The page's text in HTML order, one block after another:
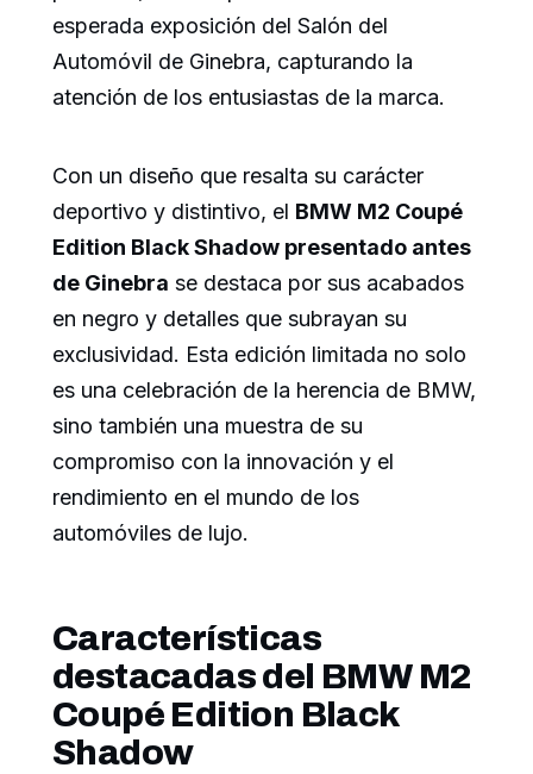
esperada exposición del Salón del
Automóvil de Ginebra, capturando la
atención de los entusiastas de la marca.
Con un diseño que resalta su carácter
deportivo y distintivo, el BMW M2 Coupé
Edition Black Shadow presentado antes
de Ginebra se destaca por sus acabados
en negro y detalles que subrayan su
exclusividad. Esta edición limitada no solo
es una celebración de la herencia de BMW,
sino también una muestra de su
compromiso con la innovación y el
rendimiento en el mundo de los
automóviles de lujo.
Características
destacadas del BMW M2
Coupé Edition Black
Shadow